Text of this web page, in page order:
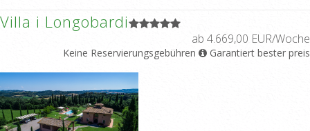
Villa i Longobardi
ab 4.669,00 EUR/Woche
Keine Reservierungsgebühren Garantiert bester preis